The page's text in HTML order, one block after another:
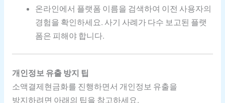
온라인에서 플랫폼 이름을 검색하여 이전 사용자의
경험을 확인하세요. 사기 사례가 다수 보고된 플랫
폼은 피해야 합니다.
개인정보 유출 방지 팁
소액결제현금화를 진행하면서 개인정보 유출을
방지하려면 아래의 팁을 참고하세요.